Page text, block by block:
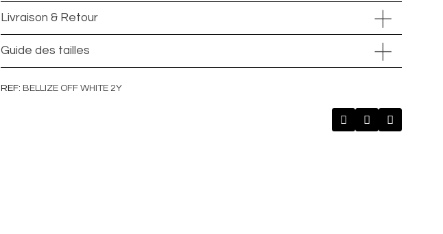
Livraison & Retour
Guide des tailles
REF BELLIZE OFF WHITE 2Y